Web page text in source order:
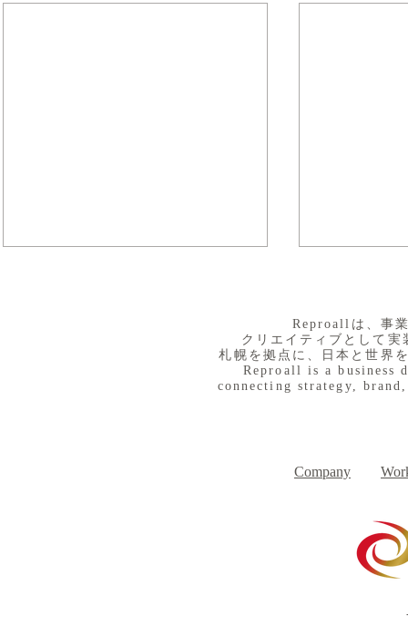
​Reproallは、事
クリエイティブとして
札幌を拠点に、日本と世界
Reproall is a business
connecting strategy,
Company